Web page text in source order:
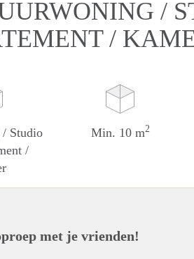
/
/
Studio
/
Min. 10 m2
met je vrienden!